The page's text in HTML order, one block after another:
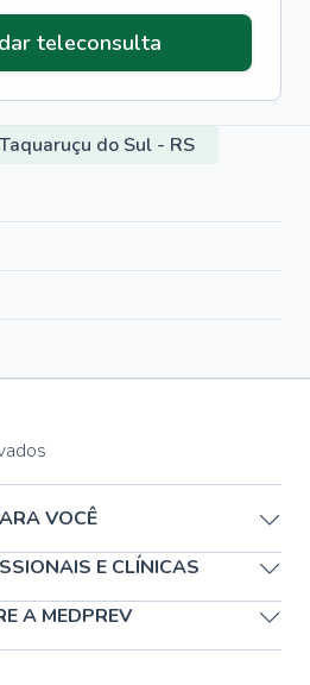
teleconsulta
do Sul - RS
VOCÊ
E CLÍNICAS
A MEDPREV